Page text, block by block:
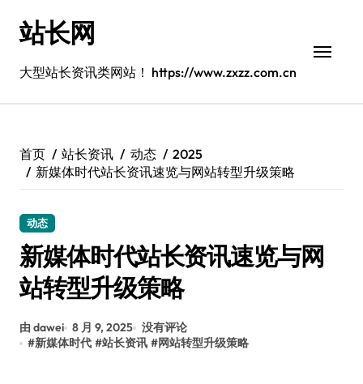
站长网
大型站长资讯类网站！ https://www.zxzz.com.cn
首页 站长资讯 动态
2025
新媒体时代站长资讯速览与网站转型升级策略
动态
新媒体时代站长资讯速览与网
站转型升级策略
由 dawei 8 月 9, 2025 没有评论
#新媒体时代 #站长资讯 #网站转型升级策略